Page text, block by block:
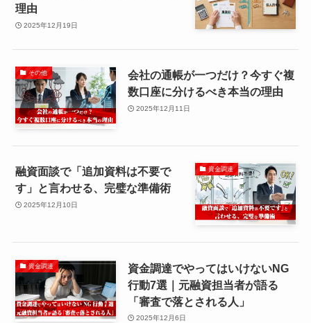
理由
2025年12月19日
その他
会社の通帳が一つだけ？今すぐ複
数口座に分けるべき本当の理由
2025年12月11日
資金調達
融資面談で「追加資料は不要で
す」と言わせる、完璧な準備術
2025年12月10日
資金調達
資金調達でやってはいけないNG
行動7選｜元融資担当者が語る
「審査で落とされる人」
2025年12月6日